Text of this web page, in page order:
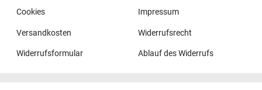
Cookies Impressum
Versandkosten Widerrufsrecht
Widerrufsformular Ablauf des Widerrufs